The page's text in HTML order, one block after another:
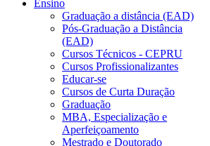
Ensino
Graduação a distância (EAD)
Pós-Graduação a Distância
(EAD)
Cursos Técnicos - CEPRU
Cursos Profissionalizantes
Educar-se
Cursos de Curta Duração
Graduação
MBA, Especialização e
Aperfeiçoamento
Mestrado e Doutorado